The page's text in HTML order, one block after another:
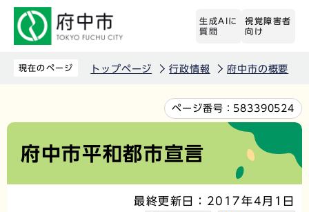
先
す
生成AIに
質問
視覚障害者
向け
現在のページ トップページ 行政情報 府中市の概要
文
か
ページ番号： 583390524
府中市平和都市宣言
最終更新日：2017年4月1日